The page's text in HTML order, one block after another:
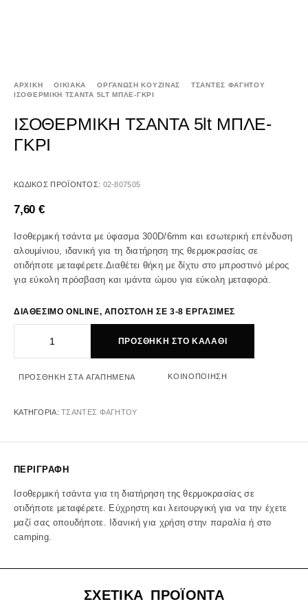
ΑΡΧΙΚΉ ΟΙΚΙΑΚΑ ΟΡΓΑΝΩΣΗ ΚΟΥΖΙΝΑΣ
ΤΣΑΝΤΕΣ ΦΑΓΗΤΟΥ
ΙΣΟΘΕΡΜΙΚΗ ΤΣΑΝΤΑ 5LT ΜΠΛΕ-ΓΚΡΙ
ΙΣΟΘΕΡΜΙΚΗ ΤΣΑΝΤΑ 5lt ΜΠΛΕ-
ΓΚΡΙ
ΚΩΔΙΚΌΣ ΠΡΟΪΌΝΤΟΣ: 02-807505
7,60€
Ισοθερμική τσάντα με ύφασμα 300D/6mm και εσωτερική επένδυση
αλουμίνιου, ιδανική για τη διατήρηση της θερμοκρασίας σε
οτιδήποτε μεταφέρετε.Διαθέτει θήκη με δίχτυ στο μπροστινό μέρος
για εύκολη πρόσβαση και ιμάντα ώμου για εύκολη μεταφορά.
ΔΙΑΘΕΣΙΜΟ ONLINE, ΑΠΟΣΤΟΛΗ ΣΕ 3-8 ΕΡΓΑΣΙΜΕΣ
ΠΡΟΣΘΉΚΗ ΣΤΟ ΚΑΛΆΘΙ
ΠΡΟΣΘΉΚΗ ΣΤΑ ΑΓΑΠΗΜΈΝΑ ΚΟΙΝΟΠΟΊΗΣΗ
ΚΑΤΗΓΟΡΊΑ:ΤΣΑΝΤΕΣ ΦΑΓΗΤΟΥ
ΠΕΡΙΓΡΑΦΉ
Ισοθερμική τσάντα για τη διατήρηση της θερμοκρασίας σε
οτιδήποτε μεταφέρετε. Εύχρηστη και λειτουργική για να την έχετε
μαζί σας οπουδήποτε. Ιδανική για χρήση στην παραλία ή στο
camping.
ΣΧΕΤΙΚΑ ΠΡΟΪΟΝΤΑ